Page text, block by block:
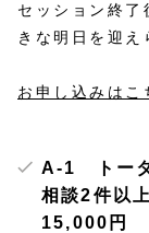
セッション終了
きな明日を迎え
お申し込みはこ
A-1 トー
相談2件以上
15,000円